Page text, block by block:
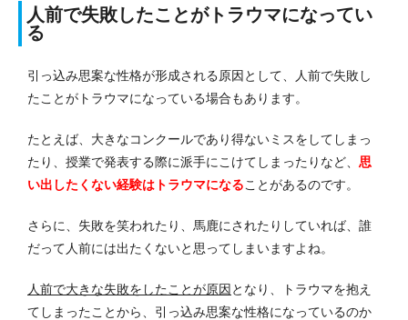
人前で失敗したことがトラウマになってい
る
引っ込み思案な性格が形成される原因として、人前で失敗し
たことがトラウマになっている場合もあります。
たとえば、大きなコンクールであり得ないミスをしてしまっ
たり、授業で発表する際に派手にこけてしまったりなど、 思
い出したくない経験はトラウマになることがあるのです。
さらに、失敗を笑われたり、馬鹿にされたりしていれば、誰
だって人前には出たくないと思ってしまいますよね。
人前で大きな失敗をしたことが原因となり、トラウマを抱え
てしまったことから、引っ込み思案な性格になっているのか